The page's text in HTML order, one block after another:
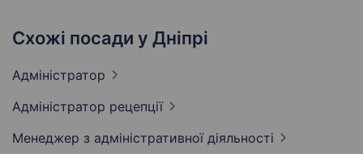
Схожі посади у Дніпрі
Адміністратор
Адміністратор рецепції
Менеджер з адміністративної діяльності